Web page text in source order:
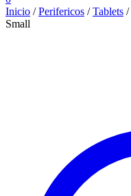
Inicio /Perifericos /Tablets /
Small